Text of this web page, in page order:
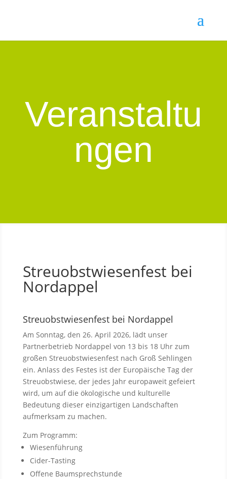
Veranstaltu
ngen
Streuobstwiesenfest bei
Nordappel
Streuobstwiesenfest bei Nordappel
Am Sonntag, den 26. April 2026, lädt unser
Partnerbetrieb Nordappel von 13 bis 18 Uhr zum
großen Streuobstwiesenfest nach Groß Sehlingen
ein. Anlass des Festes ist der Europäische Tag der
Streuobstwiese, der jedes Jahr europaweit gefeiert
wird, um auf die ökologische und kulturelle
Bedeutung dieser einzigartigen Landschaften
aufmerksam zu machen.
Zum Programm:
Wiesenführung
Cider-Tasting
Offene Baumsprechstunde